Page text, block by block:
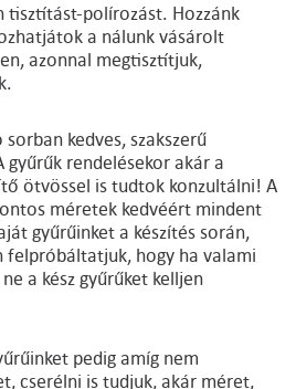
tisztítást-polírozást. Hozzánk
a nálunk vásárolt
azonnal megtisztítjuk,
kedves, szakszerű
gyűrűk rendelésekor akár a
ötvössel is tudtok konzultálni! A
méretek kedvéért mindent
gyűrűinket a készítés során,
felpróbáltatjuk, hogy ha valami
a kész gyűrűket kelljen
pedig amíg nem
cserélni is tudjuk, akár méret,